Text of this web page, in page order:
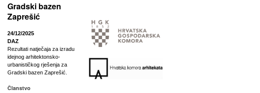
Gradski bazen
Zaprešić
24/12/2025
DAZ
Rezultati natječaja za izradu
idejnog arhitektonsko-
urbanističkog rješenja za
Gradski bazen Zaprešić.
Članstvo